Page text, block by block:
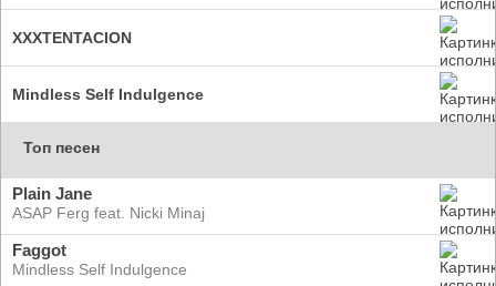
XXXTENTACION
Mindless Self Indulgence
Топ песен
Plain Jane
ASAP Ferg feat. Nicki Minaj
Faggot
Mindless Self Indulgence